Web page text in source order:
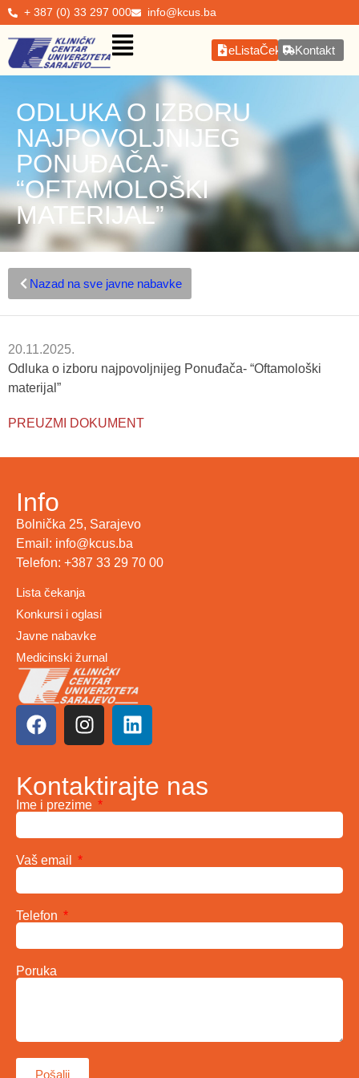
+ 387 (0) 33 297 000 info@kcus.ba
eListaČekanjaKontakt
ODLUKA O IZBORU
NAJPOVOLJNIJEG
PONUĐAČA-
“OFTAMOLOŠKI
MATERIJAL”
Nazad na sve javne nabavke
20.11.2025.
Odluka o izboru najpovoljnijeg Ponuđača- “Oftamološki
materijal”
PREUZMI DOKUMENT
Info
Bolnička 25, Sarajevo
Email: info@kcus.ba
Telefon: +387 33 29 70 00
Lista čekanja
Konkursi i oglasi
Javne nabavke
Medicinski žurnal
Kontaktirajte nas
Ime i prezime
Vaš email
Telefon
Poruka
Pošalji